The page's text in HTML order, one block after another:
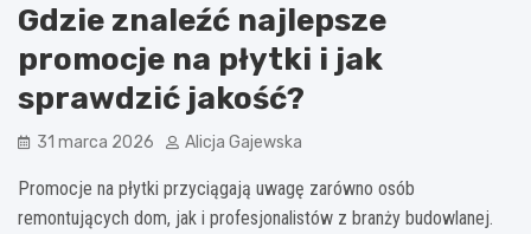
Gdzie znaleźć najlepsze
promocje na płytki i jak
sprawdzić jakość?
31 marca 2026 Alicja Gajewska
Promocje na płytki przyciągają uwagę zarówno osób
remontujących dom, jak i profesjonalistów z branży budowlanej.